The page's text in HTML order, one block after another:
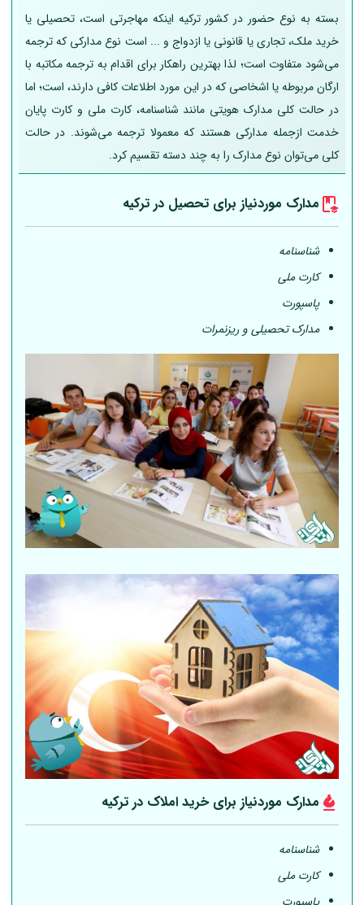
بسته به نوع حضور در کشور ترکیه اینکه مهاجرتی است، تحصیلی یا
خرید ملک، تجاری یا قانونی یا ازدواج و ... است نوع مدارکی که ترجمه
می‌شود متفاوت است؛ لذا بهترین راهکار برای اقدام به ترجمه مکاتبه با
ارگان مربوطه یا اشخاصی که در این مورد اطلاعات کافی دارند، است؛ اما
در حالت کلی مدارک هویتی مانند شناسنامه، کارت ملی و کارت پایان
خدمت ازجمله مدارکی هستند که معمولا ترجمه می‌شوند. در حالت
کلی می‌توان نوع مدارک را به چند دسته تقسیم کرد.
مدارک موردنیاز برای تحصیل در ترکیه
شناسنامه
کارت ملی
پاسپورت
مدارک تحصیلی و ریزنمرات
مدارک موردنیاز برای خرید املاک در ترکیه
شناسنامه
کارت ملی
پاسپورت